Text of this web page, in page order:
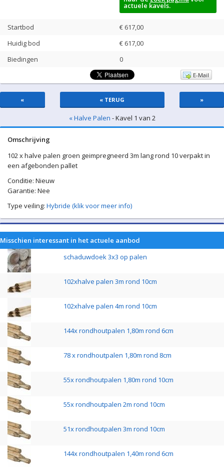
actuele kavels.
Startbod
€ 617,00
Huidig bod
€ 617,00
Biedingen
0
E-Mail
« « TERUG »
« Halve Palen - Kavel 1 van 2
Omschrijving
102 x halve palen groen geimpregneerd 3m lang rond 10 verpakt in
een afgebonden pallet
Conditie: Nieuw
Garantie: Nee
Type veiling: Hybride (klik voor meer info)
Misschien interessant in het actuele aanbod
schaduwdoek 3x3 op palen
102xhalve palen 3m rond 10cm
102xhalve palen 4m rond 10cm
144x rondhoutpalen 1,80m rond 6cm
78 x rondhoutpalen 1,80m rond 8cm
55x rondhoutpalen 1,80m rond 10cm
55x rondhoutpalen 2m rond 10cm
51x rondhoutpalen 3m rond 10cm
144x rondhoutpalen 1,40m rond 6cm